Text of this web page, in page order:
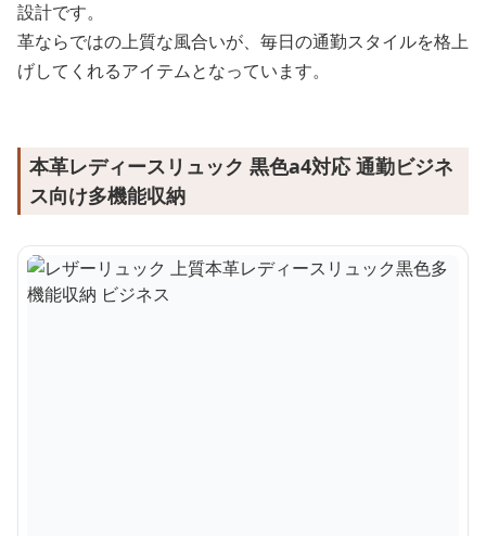
設計です。
革ならではの上質な風合いが、毎日の通勤スタイルを格上
げしてくれるアイテムとなっています。
本革レディースリュック 黒色a4対応 通勤ビジネ
ス向け多機能収納